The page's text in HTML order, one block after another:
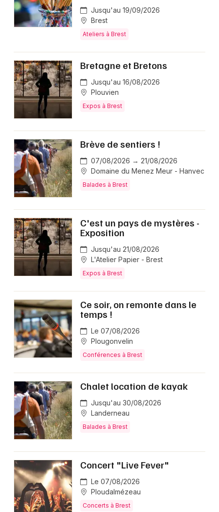
Jusqu'au 19/09/2026
Brest
Ateliers à Brest
Bretagne et Bretons
Jusqu'au 16/08/2026
Plouvien
Expos à Brest
Brève de sentiers !
07/08/2026 → 21/08/2026
Domaine du Menez Meur - Hanvec
Balades à Brest
C'est un pays de mystères -
Exposition
Jusqu'au 21/08/2026
L'Atelier Papier - Brest
Expos à Brest
Ce soir, on remonte dans le
temps !
Le 07/08/2026
Plougonvelin
Conférences à Brest
Chalet location de kayak
Jusqu'au 30/08/2026
Landerneau
Balades à Brest
Concert "Live Fever"
Le 07/08/2026
Ploudalmézeau
Concerts à Brest